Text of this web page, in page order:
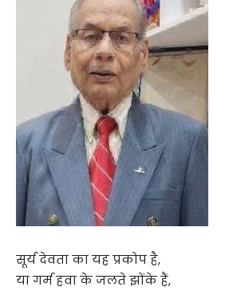
सूर्य देवता का यह प्रकोप है,
या गर्म हवा के जलते झोंके हैं,